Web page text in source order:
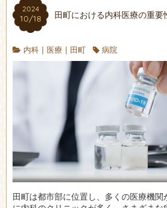
2024
10/18 田町における内科医療の重要
内科| 医療 | 田町 病院
田町は都市部に位置し、多くの医療機関